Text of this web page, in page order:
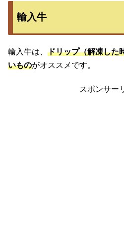
輸入牛
輸入牛は、 ドリップ（解凍した
いものがオススメです。
スポンサー